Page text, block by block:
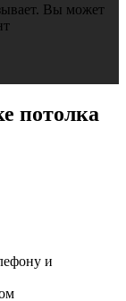
Вы может
потолка
и